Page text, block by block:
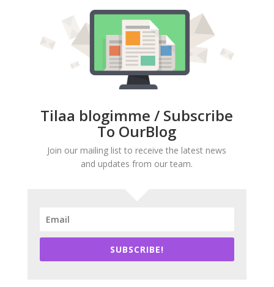
Tilaa blogimme / Subscribe
To OurBlog
Join our mailing list to receive the latest news
and updates from our team.
SUBSCRIBE!